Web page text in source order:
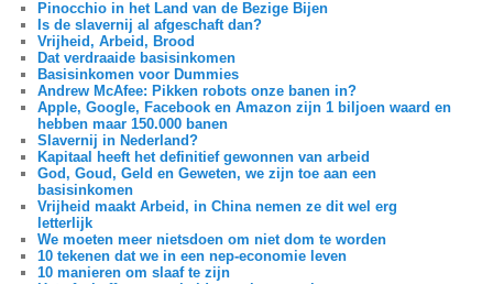
Pinocchio in het Land van de Bezige Bijen
Is de slavernij al afgeschaft dan?
Vrijheid, Arbeid, Brood
Dat verdraaide basisinkomen
Basisinkomen voor Dummies
Andrew McAfee: Pikken robots onze banen in?
Apple, Google, Facebook en Amazon zijn 1 biljoen waard en
hebben maar 150.000 banen
Slavernij in Nederland?
Kapitaal heeft het definitief gewonnen van arbeid
God, Goud, Geld en Geweten, we zijn toe aan een
basisinkomen
Vrijheid maakt Arbeid, in China nemen ze dit wel erg
letterlijk
We moeten meer nietsdoen om niet dom te worden
10 tekenen dat we in een nep-economie leven
10 manieren om slaaf te zijn